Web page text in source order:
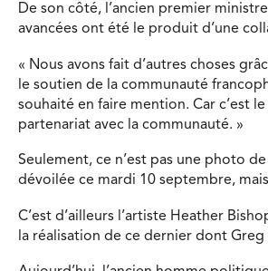
De son côté, l’ancien premier
avancées ont été le produit d’une
« Nous avons fait d’autres choses
le soutien de la communauté
souhaité en faire mention. Car c’est le
partenariat avec la communauté. »
Seulement, ce n’est pas une photo
dévoilée ce mardi 10 septembre,
C’est d’ailleurs l’artiste Heather
la réalisation de ce dernier dont Greg